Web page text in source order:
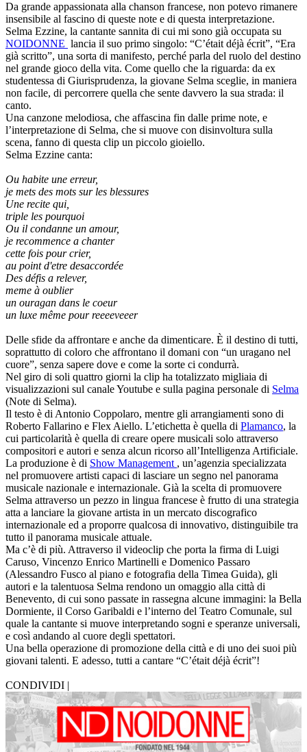
Da grande appassionata alla chanson francese, non potevo rimanere
insensibile al fascino di queste note e di questa interpretazione.
Selma Ezzine, la cantante sannita di cui mi sono già occupata su
NOIDONNE lancia il suo primo singolo: “C’était déjà écrit”, “Era
già scritto”, una sorta di manifesto, perché parla del ruolo del destino
nel grande gioco della vita. Come quello che la riguarda: da ex
studentessa di Giurisprudenza, la giovane Selma sceglie, in maniera
non facile, di percorrere quella che sente davvero la sua strada: il
canto.
Una canzone melodiosa, che affascina fin dalle prime note, e
l’interpretazione di Selma, che si muove con disinvoltura sulla
scena, fanno di questa clip un piccolo gioiello.
Selma Ezzine canta:
Ou habite une erreur,
je mets des mots sur les blessures
Une recite qui,
triple les pourquoi
Ou il condanne un amour,
je recommence a chanter
cette fois pour crier,
au point d'etre desaccordée
Des défis a relever,
meme à oublier
un ouragan dans le coeur
un luxe même pour reeeeveeer
Delle sfide da affrontare e anche da dimenticare. È il destino di tutti,
soprattutto di coloro che affrontano il domani con “un uragano nel
cuore”, senza sapere dove e come la sorte ci condurrà.
Nel giro di soli quattro giorni la clip ha totalizzato migliaia di
visualizzazioni sul canale Youtube e sulla pagina personale di Selma
(Note di Selma).
Il testo è di Antonio Coppolaro, mentre gli arrangiamenti sono di
Roberto Fallarino e Flex Aiello. L’etichetta è quella di Plamanco, la
cui particolarità è quella di creare opere musicali solo attraverso
compositori e autori e senza alcun ricorso all’Intelligenza Artificiale.
La produzione è di Show Management , un’agenzia specializzata
nel promuovere artisti capaci di lasciare un segno nel panorama
musicale nazionale e internazionale. Già la scelta di promuovere
Selma attraverso un pezzo in lingua francese è frutto di una strategia
atta a lanciare la giovane artista in un mercato discografico
internazionale ed a proporre qualcosa di innovativo, distinguibile tra
tutto il panorama musicale attuale.
Ma c’è di più. Attraverso il videoclip che porta la firma di Luigi
Caruso, Vincenzo Enrico Martinelli e Domenico Passaro
(Alessandro Fusco al piano e fotografia della Timea Guida), gli
autori e la talentuosa Selma rendono un omaggio alla città di
Benevento, di cui sono passate in rassegna alcune immagini: la Bella
Dormiente, il Corso Garibaldi e l’interno del Teatro Comunale, sul
quale la cantante si muove interpretando sogni e speranze universali,
e così andando al cuore degli spettatori.
Una bella operazione di promozione della città e di uno dei suoi più
giovani talenti. E adesso, tutti a cantare “C’était déjà écrit”!
CONDIVIDI |